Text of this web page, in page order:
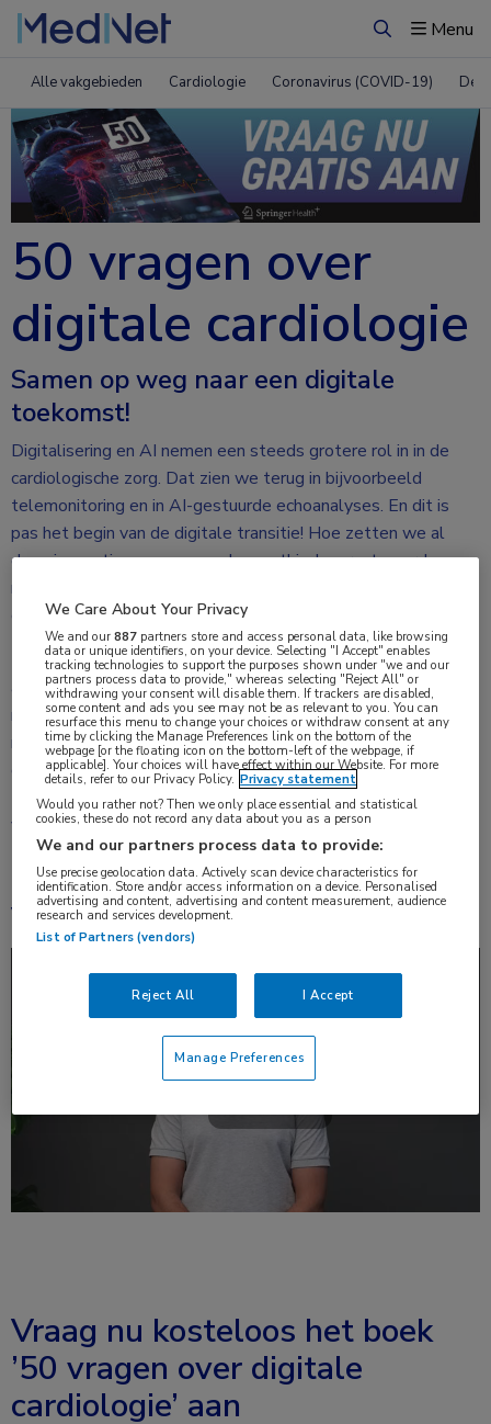
ZoekenMenu
Alle vakgebieden Cardiologie Coronavirus (COVID-19)
50 vragen over
digitale cardiologie
Samen op weg naar een digitale
toekomst!
Digitalisering en AI nemen een steeds grotere rol in in de
cardiologische zorg. Dat zien we terug in bijvoorbeeld
telemonitoring en in AI-gestuurde echoanalyses. En dit is
pas het begin van de digitale transitie! Hoe zetten we al
deze innovaties op een goede en ethisch verantwoorde
manier in? In hoeverre verandert de digitalisering ons vak als
cardioloog? En wat kan het ons en onze patiënten brengen?
In ’50 vragen over digitale cardiologie’ komen deze en vele
andere vragen aan bod. Duidelijk is dat zorgverleners niet
moeten afwachten tot digitale tools straks op hen afkomen,
maar dat we zelf een rol kunnen spelen bij de ontwikkeling
daarvan. Dat zorgt ervoor dat nieuwe (digitale)
zorgtoepassingen aansluiten bij de praktijk, niet alleen die
van nu, maar ook die van morgen.
Met medewerking van drie experts in het veld.
Video met Robert van der Boon
Vraag nu kosteloos het boek
’50 vragen over digitale
cardiologie’ aan
We Care About Your Privacy
We and our887 partners store and access personal data, like browsing
data or unique identifiers, on your device. Selecting "I Accept" enables
tracking technologies to support the purposes shown under "we and our
partners process data to provide," whereas selecting "Reject All" or
withdrawing your consent will disable them. If trackers are disabled,
some content and ads you see may not be as relevant to you. You can
resurface this menu to change your choices or withdraw consent at any
time by clicking the Manage Preferences link on the bottom of the
webpage [or the floating icon on the bottom-left of the webpage, if
applicable]. Your choices will have effect within our Website. For more
details, refer to our Privacy Policy. Privacy statement
Would you rather not? Then we only place essential and statistical
cookies, these do not record any data about you as a person
We and our partners process data to provide:
Use precise geolocation data. Actively scan device characteristics for
identification. Store and/or access information on a device. Personalised
advertising and content, advertising and content measurement, audience
research and services development.
List of Partners (vendors)
Reject All I Accept
Manage Preferences